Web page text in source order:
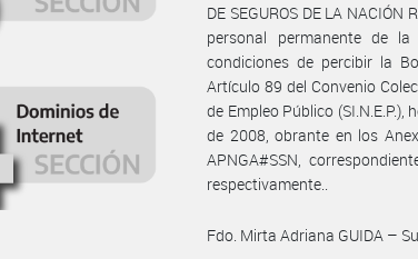
DE SEGUROS DE LA
personal permanente de la
condiciones de percibir la
Artículo 89 del Convenio
de Empleo Público
de 2008, obrante en los
APNGA#SSN,
respectivamente..
Fdo. Mirta Adriana GUIDA –